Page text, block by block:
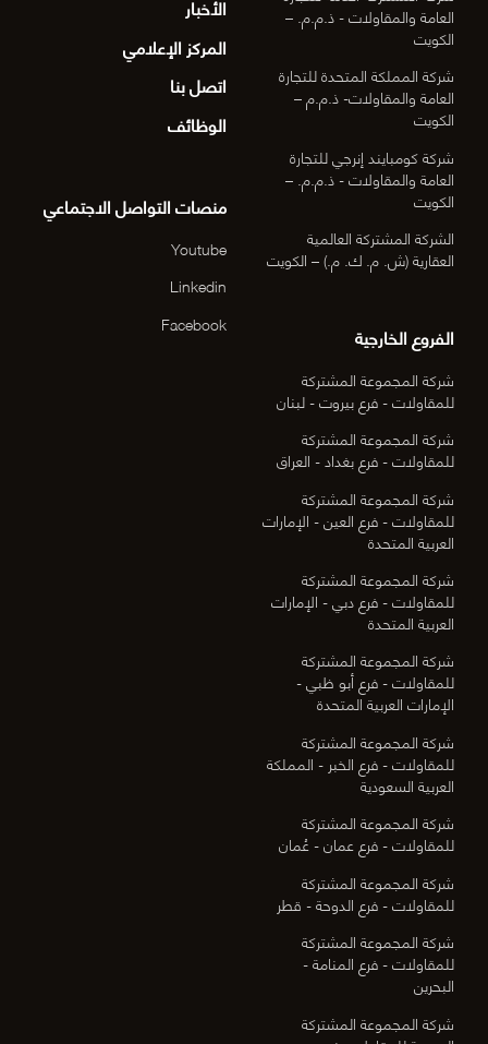
العامة والمقاولات - ذ.م.م. –
الكويت
شركة المملكة المتحدة للتجارة
العامة والمقاولات- ذ.م.م –
الكويت
شركة كومبايند إنرجي للتجارة
العامة والمقاولات - ذ.م.م. –
الكويت
الشركة المشتركة العالمية
العقارية (ش. م. ك. م.) – الكويت
الفروع الخارجية
شركة المجموعة المشتركة
للمقاولات - فرع بيروت - لبنان
شركة المجموعة المشتركة
للمقاولات - فرع بغداد - العراق
شركة المجموعة المشتركة
للمقاولات - فرع العين - الإمارات
العربية المتحدة
شركة المجموعة المشتركة
للمقاولات - فرع دبي - الإمارات
العربية المتحدة
شركة المجموعة المشتركة
للمقاولات - فرع أبو ظبي -
الإمارات العربية المتحدة
شركة المجموعة المشتركة
للمقاولات - فرع الخبر - المملكة
العربية السعودية
شركة المجموعة المشتركة
للمقاولات - فرع عمان - عُمان
شركة المجموعة المشتركة
للمقاولات - فرع الدوحة - قطر
شركة المجموعة المشتركة
للمقاولات - فرع المنامة -
البحرين
شركة المجموعة المشتركة
الأخبار
المركز الإعلامي
اتصل بنا
الوظائف
منصات التواصل الاجتماعي
Youtube
Linkedin
Facebook